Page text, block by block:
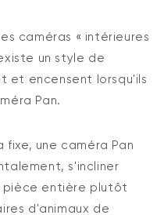
caméras « intérieures
un style de
et encensent lorsqu'ils
Pan.
une caméra Pan
s'incliner
pièce entière plutôt
d'animaux de